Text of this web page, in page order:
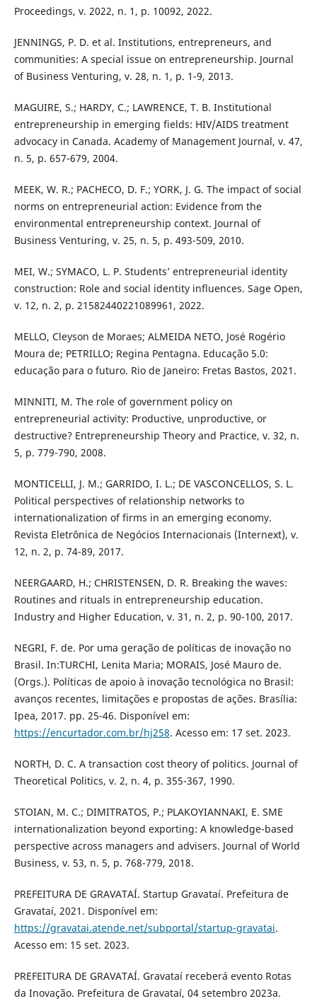
Proceedings, v. 2022, n. 1, p. 10092, 2022.
JENNINGS, P. D. et al. Institutions, entrepreneurs, and
communities: A special issue on entrepreneurship. Journal
of Business Venturing, v. 28, n. 1, p. 1-9, 2013.
MAGUIRE, S.; HARDY, C.; LAWRENCE, T. B. Institutional
entrepreneurship in emerging fields: HIV/AIDS treatment
advocacy in Canada. Academy of Management Journal, v. 47,
n. 5, p. 657-679, 2004.
MEEK, W. R.; PACHECO, D. F.; YORK, J. G. The impact of social
norms on entrepreneurial action: Evidence from the
environmental entrepreneurship context. Journal of
Business Venturing, v. 25, n. 5, p. 493-509, 2010.
MEI, W.; SYMACO, L. P. Students’ entrepreneurial identity
construction: Role and social identity influences. Sage Open,
v. 12, n. 2, p. 21582440221089961, 2022.
MELLO, Cleyson de Moraes; ALMEIDA NETO, José Rogério
Moura de; PETRILLO; Regina Pentagna. Educação 5.0:
educação para o futuro. Rio de Janeiro: Fretas Bastos, 2021.
MINNITI, M. The role of government policy on
entrepreneurial activity: Productive, unproductive, or
destructive? Entrepreneurship Theory and Practice, v. 32, n.
5, p. 779-790, 2008.
MONTICELLI, J. M.; GARRIDO, I. L.; DE VASCONCELLOS, S. L.
Political perspectives of relationship networks to
internationalization of firms in an emerging economy.
Revista Eletrônica de Negócios Internacionais (Internext), v.
12, n. 2, p. 74-89, 2017.
NEERGAARD, H.; CHRISTENSEN, D. R. Breaking the waves:
Routines and rituals in entrepreneurship education.
Industry and Higher Education, v. 31, n. 2, p. 90-100, 2017.
NEGRI, F. de. Por uma geração de políticas de inovação no
Brasil. In:TURCHI, Lenita Maria; MORAIS, José Mauro de.
(Orgs.). Políticas de apoio à inovação tecnológica no Brasil:
avanços recentes, limitações e propostas de ações. Brasília:
Ipea, 2017. pp. 25-46. Disponível em:
https://encurtador.com.br/hj258. Acesso em: 17 set. 2023.
NORTH, D. C. A transaction cost theory of politics. Journal of
Theoretical Politics, v. 2, n. 4, p. 355-367, 1990.
STOIAN, M. C.; DIMITRATOS, P.; PLAKOYIANNAKI, E. SME
internationalization beyond exporting: A knowledge-based
perspective across managers and advisers. Journal of World
Business, v. 53, n. 5, p. 768-779, 2018.
PREFEITURA DE GRAVATAÍ. Startup Gravataí. Prefeitura de
Gravataí, 2021. Disponível em:
https://gravatai.atende.net/subportal/startup-gravatai.
Acesso em: 15 set. 2023.
PREFEITURA DE GRAVATAÍ. Gravataí receberá evento Rotas
da Inovação. Prefeitura de Gravataí, 04 setembro 2023a.